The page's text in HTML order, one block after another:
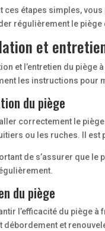
ces étapes simples,
régulièrement le
et
et l’entretien du
les instructions pour
du piège
correctement le
ou les ruches. Il est
de s’assurer que
du piège
l’efficacité du piège
débordement et